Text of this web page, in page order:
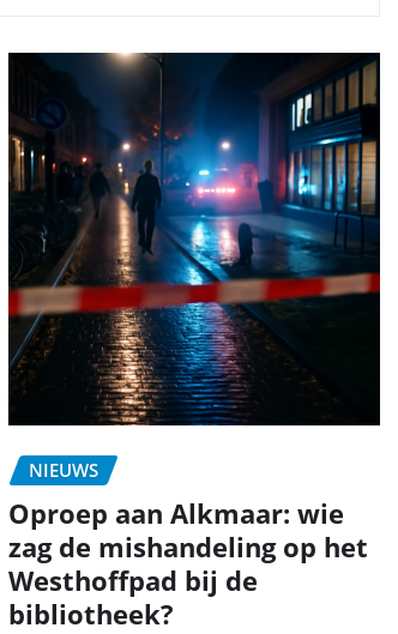
NIEUWS
Oproep aan Alkmaar: wie
zag de mishandeling op het
Westhoffpad bij de
bibliotheek?